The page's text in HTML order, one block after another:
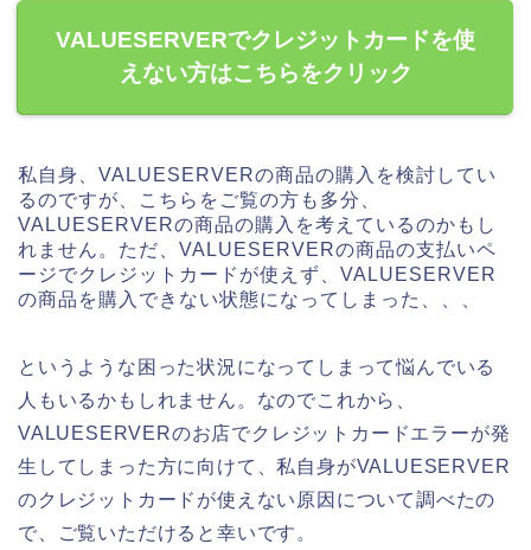
VALUESERVERでクレジットカードを使
えない方はこちらをクリック
私自身、VALUESERVERの商品の購入を検討してい
るのですが、こちらをご覧の方も多分、
VALUESERVERの商品の購入を考えているのかもし
れません。ただ、VALUESERVERの商品の支払いペ
ージでクレジットカードが使えず、VALUESERVER
の商品を購入できない状態になってしまった、、、
というような困った状況になってしまって悩んでいる
人もいるかもしれません。なのでこれから、
VALUESERVERのお店でクレジットカードエラーが発
生してしまった方に向けて、私自身がVALUESERVER
のクレジットカードが使えない原因について調べたの
で、ご覧いただけると幸いです。